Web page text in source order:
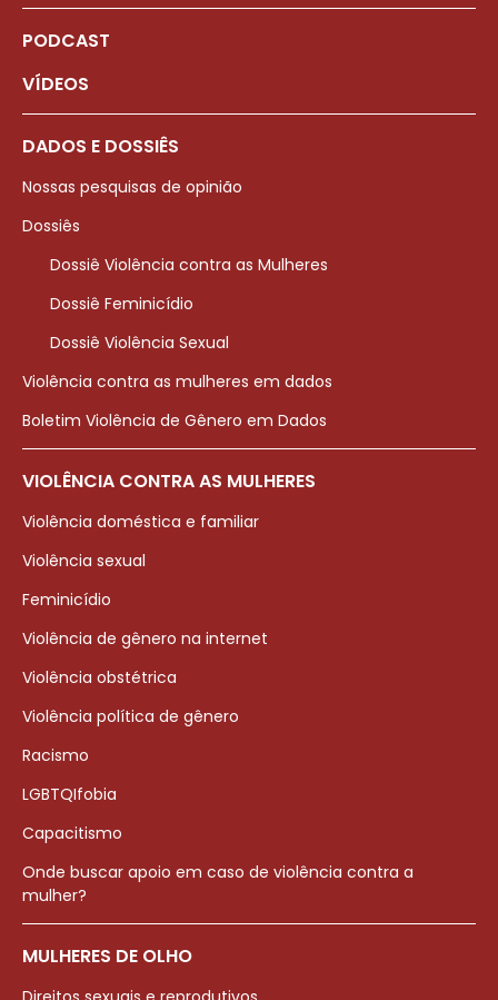
PODCAST
VÍDEOS
DADOS E DOSSIÊS
Nossas pesquisas de opinião
Dossiês
Dossiê Violência contra as Mulheres
Dossiê Feminicídio
Dossiê Violência Sexual
Violência contra as mulheres em dados
Boletim Violência de Gênero em Dados
VIOLÊNCIA CONTRA AS MULHERES
Violência doméstica e familiar
Violência sexual
Feminicídio
Violência de gênero na internet
Violência obstétrica
Violência política de gênero
Racismo
LGBTQIfobia
Capacitismo
Onde buscar apoio em caso de violência contra a
mulher?
MULHERES DE OLHO